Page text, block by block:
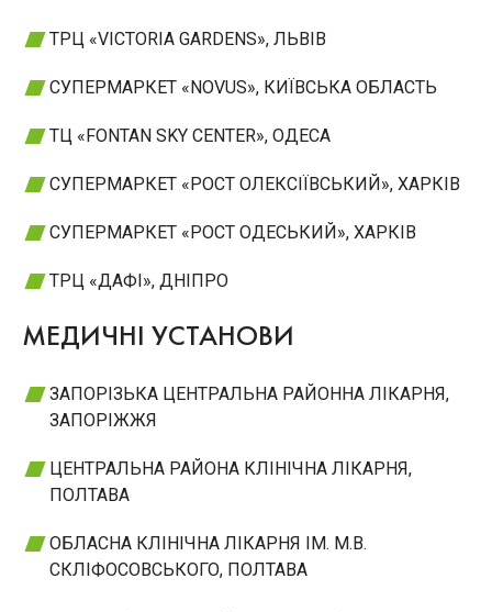
ТРЦ «VICTORIA GARDENS», ЛЬВІВ
СУПЕРМАРКЕТ «NOVUS», КИЇВСЬКА ОБЛАСТЬ
ТЦ «FONTAN SKY CENTER», ОДЕСА
СУПЕРМАРКЕТ «РОСТ ОЛЕКСІЇВСЬКИЙ», ХАРКІВ
СУПЕРМАРКЕТ «РОСТ ОДЕСЬКИЙ», ХАРКІВ
ТРЦ «ДАФІ», ДНІПРО
МЕДИЧНІ УСТАНОВИ
ЗАПОРІЗЬКА ЦЕНТРАЛЬНА РАЙОННА ЛІКАРНЯ,
ЗАПОРІЖЖЯ
ЦЕНТРАЛЬНА РАЙОНА КЛІНІЧНА ЛІКАРНЯ,
ПОЛТАВА
ОБЛАСНА КЛІНІЧНА ЛІКАРНЯ ІМ. М.В.
СКЛІФОСОВСЬКОГО, ПОЛТАВА